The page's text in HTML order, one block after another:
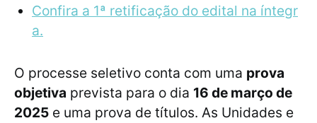
Confira a 1ª retificação do edital na íntegr
a.
O processe seletivo conta com uma prova
objetiva prevista para o dia 16 de março de
2025 e uma prova de títulos. As Unidades e